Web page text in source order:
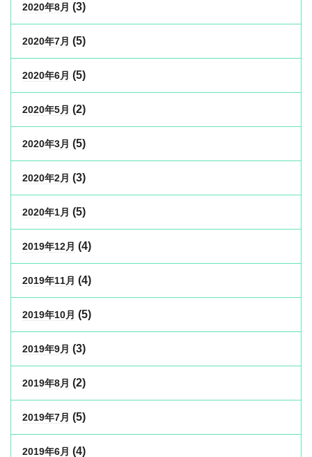
2020年8月 (3)
2020年7月 (5)
2020年6月 (5)
2020年5月 (2)
2020年3月 (5)
2020年2月 (3)
2020年1月 (5)
2019年12月 (4)
2019年11月 (4)
2019年10月 (5)
2019年9月 (3)
2019年8月 (2)
2019年7月 (5)
2019年6月 (4)